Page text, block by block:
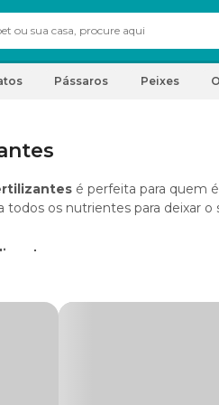
Pássaros Peixes
é perfeita para quem
todos os nutrientes para deixar
de oferecer nutrientes para